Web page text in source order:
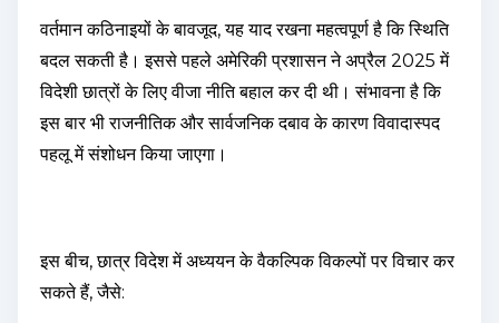
वर्तमान कठिनाइयों के बावजूद, यह याद रखना महत्वपूर्ण है कि स्थिति
बदल सकती है। इससे पहले अमेरिकी प्रशासन ने अप्रैल 2025 में
विदेशी छात्रों के लिए वीजा नीति बहाल कर दी थी। संभावना है कि
इस बार भी राजनीतिक और सार्वजनिक दबाव के कारण विवादास्पद
पहलू में संशोधन किया जाएगा।
इस बीच, छात्र विदेश में अध्ययन के वैकल्पिक विकल्पों पर विचार कर
सकते हैं, जैसे: